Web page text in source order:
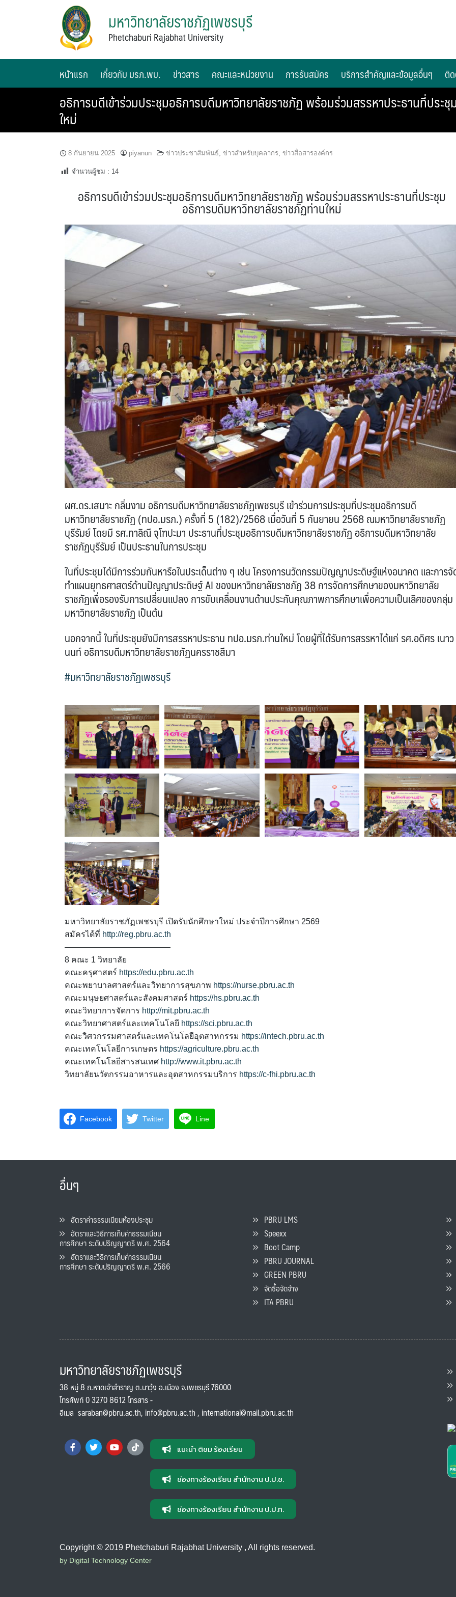
มหาวิทยาลัยราชภัฏเพชรบุรี
Phetchaburi Rajabhat University
หน้าแรก เกี่ยวกับ มรภ.พบ. ข่าวสาร คณะและหน่วยงาน การรับสมัคร บริการสำคัญและข้อมูลอื่นๆ ติ
อธิการบดีเข้าร่วมประชุมอธิการบดีมหาวิทยาลัยราชภัฏ พร้อมร่วมสรรหาประธานที่ประ
ใหม่
8 กันยายน 2025 piyanun ข่าวประชาสัมพันธ์, ข่าวสำหรับบุคลากร, ข่าวสื่อสารองค์กร
จำนวนผู้ชม : 14
อธิการบดีเข้าร่วมประชุมอธิการบดีมหาวิทยาลัยราชภัฏ พร้อมร่วมสรรหาประธานที่ประชุม
อธิการบดีมหาวิทยาลัยราชภัฏท่านใหม่
ผศ.ดร.เสนาะ กลิ่นงาม อธิการบดีมหาวิทยาลัยราชภัฏเพชรบุรี เข้าร่วมการประชุมที่ประชุมอธิการบดี
มหาวิทยาลัยราชภัฏ (ทปอ.มรภ.) ครั้งที่ 5 (182)/2568 เมื่อวันที่ 5 กันยายน 2568 ณมหาวิทยาลัยราชภัฏ
บุรีรัมย์ โดยมี รศ.ทาลิณี จุโฑปะมา ประธานที่ประชุมอธิการบดีมหาวิทยาลัยราชภัฏ อธิการบดีมหาวิทยาลัย
ราชภัฏบุรีรัมย์ เป็นประธานในการประชุม
ในที่ประชุมได้มีการร่วมกันหารือในประเด็นต่าง ๆ เช่น โครงการนวัตกรรมปัญญาประดิษฐ์แห่งอนาคต และการ
ทำแผนยุทธศาสตร์ด้านปัญญาประดิษฐ์ AI ของมหาวิทยาลัยราชภัฏ 38 การจัดการศึกษาของมหาวิทยาลัย
ราชภัฏเพื่อรองรับการเปลี่ยนแปลง การขับเคลื่อนงานด้านประกันคุณภาพการศึกษาเพื่อความเป็นเลิศของกลุ่ม
มหาวิทยาลัยราชภัฏ เป็นต้น
นอกจากนี้ ในที่ประชุมยังมีการสรรหาประธาน ทปอ.มรภ.ท่านใหม่ โดยผู้ที่ได้รับการสรรหาได้แก่ รศ.อดิศร เนาว
นนท์ อธิการบดีมหาวิทยาลัยราชภัฏนครราชสีมา
#มหาวิทยาลัยราชภัฏเพชรบุรี
มหาวิทยาลัยราชภัฏเพชรบุรี เปิดรับนักศึกษาใหม่ ประจำปีการศึกษา 2569
สมัครได้ที่ http://reg.pbru.ac.th
—————————————
8 คณะ 1 วิทยาลัย
คณะครุศาสตร์ https://edu.pbru.ac.th
คณะพยาบาลศาสตร์และวิทยาการสุขภาพ https://nurse.pbru.ac.th
คณะมนุษยศาสตร์และสังคมศาสตร์ https://hs.pbru.ac.th
คณะวิทยาการจัดการ http://mit.pbru.ac.th
คณะวิทยาศาสตร์และเทคโนโลยี https://sci.pbru.ac.th
คณะวิศวกรรมศาสตร์และเทคโนโลยีอุตสาหกรรม https://intech.pbru.ac.th
คณะเทคโนโลยีการเกษตร https://agriculture.pbru.ac.th
คณะเทคโนโลยีสารสนเทศ http://www.it.pbru.ac.th
วิทยาลัยนวัตกรรมอาหารและอุตสาหกรรมบริการ https://c-fhi.pbru.ac.th
Facebook Twitter Line
อื่นๆ
อัตราค่าธรรมเนียมห้องประชุม
อัตราและวิธีการเก็บค่าธรรมเนียน
การศึกษา ระดับปริญญาตรี พ.ศ. 2564
อัตราและวิธีการเก็บค่าธรรมเนียน
การศึกษา ระดับปริญญาตรี พ.ศ. 2566
PBRU LMS
Speexx
Boot Camp
PBRU JOURNAL
GREEN PBRU
จัดซื้อจัดจ้าง
ITA PBRU
มหาวิทยาลัยราชภัฏเพชรบุรี
38 หมู่ 8 ถ.หาดเจ้าสำราญ ต.นาวุ้ง อ.เมือง จ.เพชรบุรี 76000
โทรศัพท์ 0 3270 8612 โทรสาร -
อีเมล saraban@pbru.ac.th, info@pbru.ac.th, international@mail.pbru.ac.th
แนะนำ ติชม ร้องเรียน
ช่องทางร้องเรียน สำนักงาน ป.ป.ช.
ช่องทางร้องเรียน สำนักงาน ป.ป.ท.
Copyright © 2019 Phetchaburi Rajabhat University , All rights reserved.
by Digital Technology Center